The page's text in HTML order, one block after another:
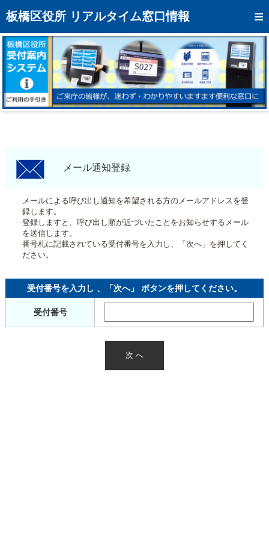
板橋区役所 リアルタイム窓口情報
トップページへ
混雑予想カレンダー
リアルタイム混雑状況
リアルタイム受付番号状況
メール通知登録
モバイルサイト
区役所フロアマップ
メール通知登録
メールによる呼び出し通知を希望される方のメールアドレスを登
録します。
登録しますと、呼び出し順が近づいたことをお知らせするメール
を送信します。
番号札に記載されている受付番号を入力し、「次へ」を押してく
ださい。
受付番号を入力し 、「次へ」 ボタンを押してください。
受付番号